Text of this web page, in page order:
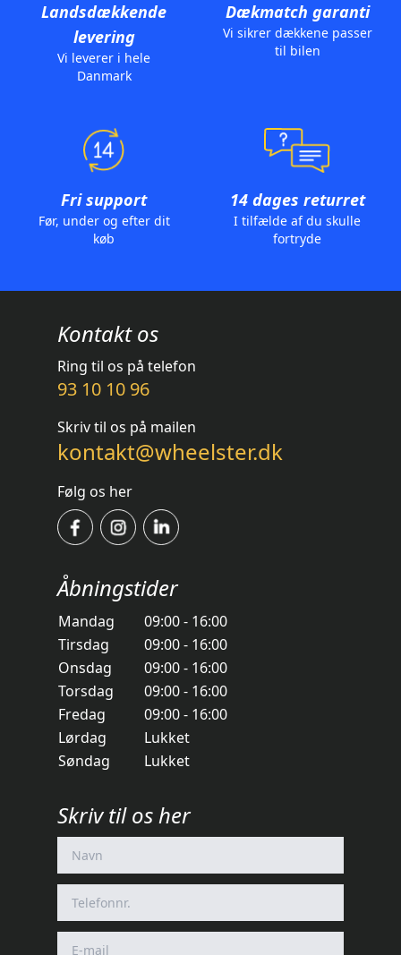
Landsdækkende
levering
Vi leverer i hele
Danmark
Dækmatch garanti
Vi sikrer dækkene passer
til bilen
Fri support
Før, under og efter dit
køb
14 dages returret
I tilfælde af du skulle
fortryde
Kontakt os
Ring til os på telefon
93 10 10 96
Skriv til os på mailen
kontakt@wheelster.dk
Følg os her
Åbningstider
Mandag
09:00 - 16:00
Tirsdag
09:00 - 16:00
Onsdag
09:00 - 16:00
Torsdag
09:00 - 16:00
Fredag
09:00 - 16:00
Lørdag
Lukket
Søndag
Lukket
Skriv til os her